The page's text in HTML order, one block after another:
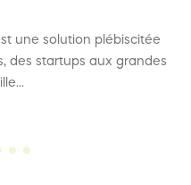
une solution plébiscitée
des startups aux grandes